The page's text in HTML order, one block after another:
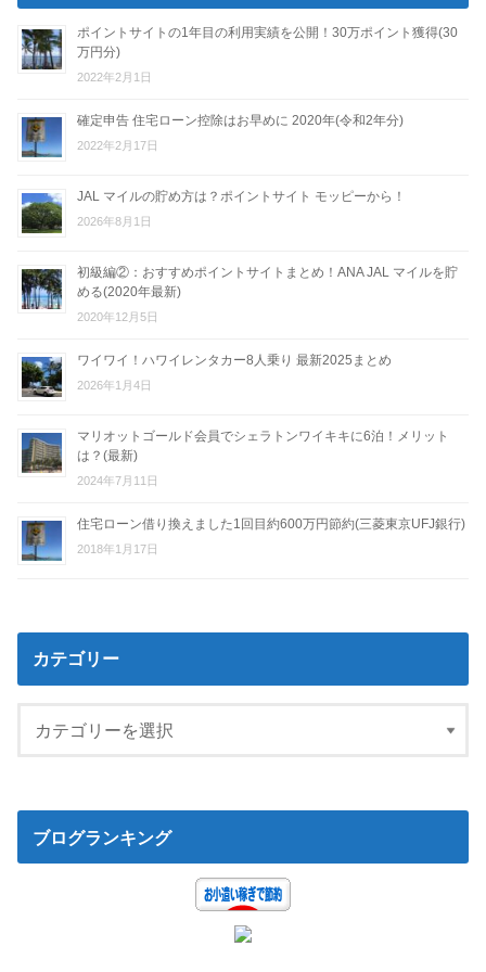
ポイントサイトの1年目の利用実績を公開！30万ポイント獲得(30
万円分)
2022年2月1日
確定申告 住宅ローン控除はお早めに 2020年(令和2年分)
2022年2月17日
JAL マイルの貯め方は？ポイントサイト モッピーから！
2026年8月1日
初級編②：おすすめポイントサイトまとめ！ANA JAL マイルを貯
める(2020年最新)
2020年12月5日
ワイワイ！ハワイレンタカー8人乗り 最新2025まとめ
2026年1月4日
マリオットゴールド会員でシェラトンワイキキに6泊！メリット
は？(最新)
2024年7月11日
住宅ローン借り換えました1回目約600万円節約(三菱東京UFJ銀行)
2018年1月17日
カテゴリー
ブログランキング